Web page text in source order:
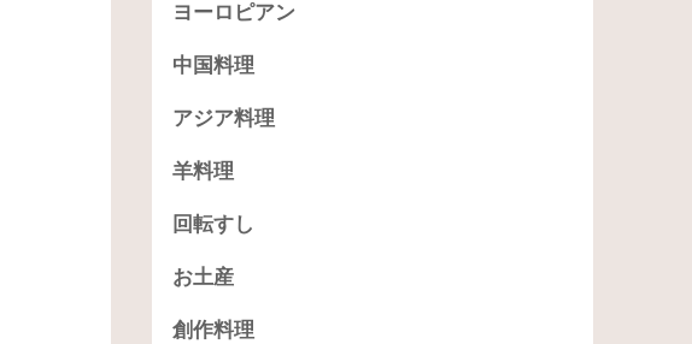
ヨーロピアン
中国料理
アジア料理
羊料理
回転すし
お土産
創作料理